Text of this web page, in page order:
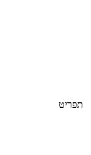
תפריט